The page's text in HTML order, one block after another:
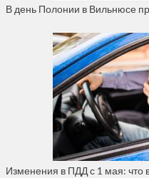
В день Полонии в Вильнюсе
Изменения в ПДД с 1 мая: что